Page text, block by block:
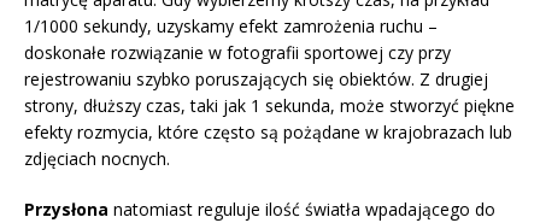
1/1000 sekundy, uzyskamy efekt zamrożenia ruchu –
doskonałe rozwiązanie w fotografii sportowej czy przy
rejestrowaniu szybko poruszających się obiektów. Z drugiej
strony, dłuższy czas, taki jak 1 sekunda, może stworzyć piękne
efekty rozmycia, które często są pożądane w krajobrazach lub
zdjęciach nocnych.
Przysłona natomiast reguluje ilość światła wpadającego do